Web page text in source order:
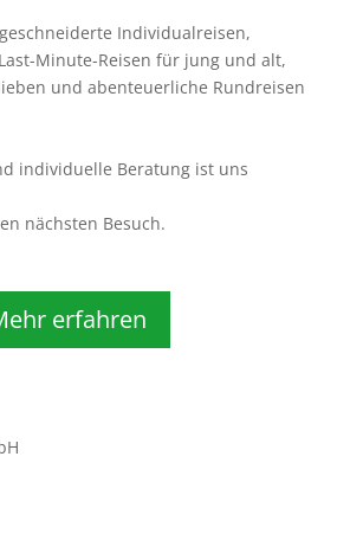
Individualreisen,
Minute-Reisen für jung und alt,
und abenteuerliche Rundreisen
individuelle Beratung ist uns
nächsten Besuch.
erfahren